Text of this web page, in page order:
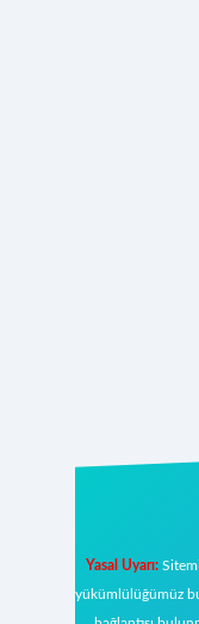
Yasal Uyarı:
yükümlülüğümüz